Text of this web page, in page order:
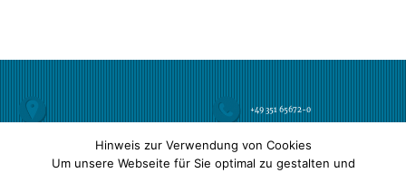
avericon Steuerberatungsgesellschaft mbH
Altmarkt 10 b | 01067 Dresden
Öffnungszeiten:
Mo-Do
9-16 Uhr
Außerhalb
+49 351 65672-0
Hinweis zur Verwendung von Cookies
Um unsere Webseite für Sie optimal zu gestalten und